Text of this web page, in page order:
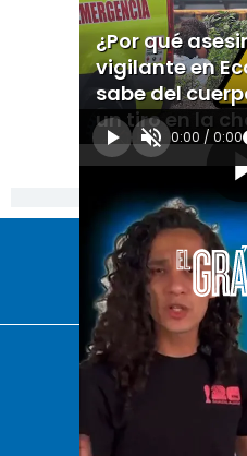
¿Por qué
vigilante en
sabe del
un tiro en la
0:00 / 0:00
El